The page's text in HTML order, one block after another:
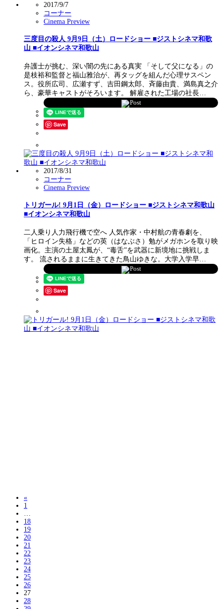
2017/9/7
コーナー
Cinema Preview
三度目の殺人 9月9日（土）ロードショー ■ジストシネマ和歌
山 ■イオンシネマ和歌山
弁護士が挑む、深い闇の先にある真実 「そして父になる」の
是枝裕和監督と福山雅治が、再タッグを組んだ心理サスペン
ス。役所広司、広瀬すず、吉田鋼太郎、斉藤由貴、満島真之介
ら、豪華キャストがそろいます。 解雇された工場の社長…
Post
Save
2017/8/31
コーナー
Cinema Preview
トリガール! 9月1日（金）ロードショー ■ジストシネマ和歌山
■イオンシネマ和歌山
二人乗り人力飛行機で空へ 人気作家・中村航の青春劇を、
「ヒロイン失格」などの英（はなぶさ）勉がメガホンを取り映
画化。主演の土屋太鳳が、“毒舌”を武器に新境地に挑戦しま
す。 流されるままに生きてきた鳥山ゆきな。大学入学早…
Post
Save
«
1
18
19
20
21
22
23
24
25
26
27
28